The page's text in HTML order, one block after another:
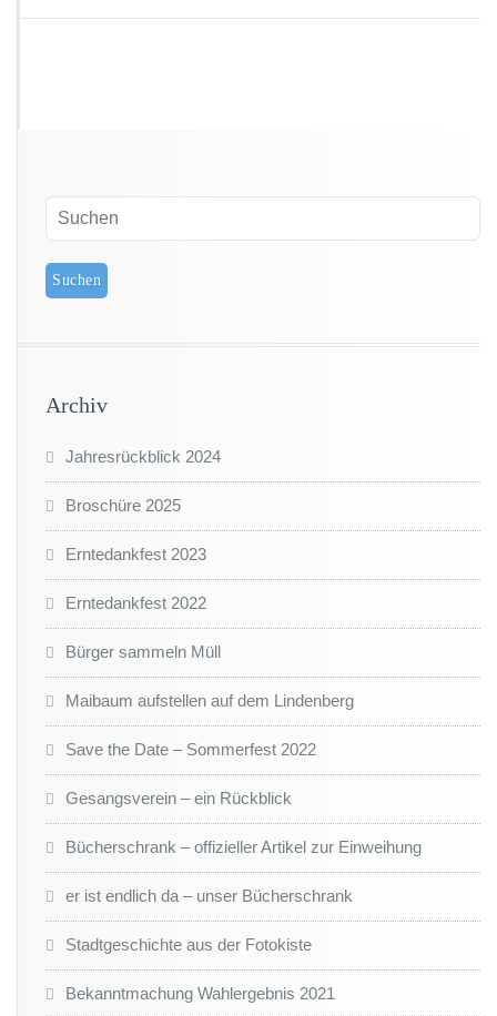
Archiv
Jahresrückblick 2024
Broschüre 2025
Erntedankfest 2023
Erntedankfest 2022
Bürger sammeln Müll
Maibaum aufstellen auf dem Lindenberg
Save the Date – Sommerfest 2022
Gesangsverein – ein Rückblick
Bücherschrank – offizieller Artikel zur Einweihung
er ist endlich da – unser Bücherschrank
Stadtgeschichte aus der Fotokiste
Bekanntmachung Wahlergebnis 2021